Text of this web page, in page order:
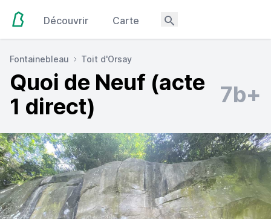
Découvrir Carte
Fontainebleau Toit d'Orsay
Quoi de Neuf (acte
1 direct)
7b+